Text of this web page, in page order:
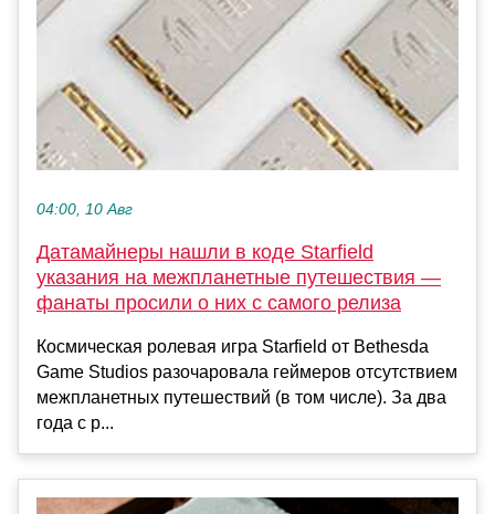
04:00, 10 Авг
Датамайнеры нашли в коде Starfield
указания на межпланетные путешествия —
фанаты просили о них с самого релиза
Космическая ролевая игра Starfield от Bethesda
Game Studios разочаровала геймеров отсутствием
межпланетных путешествий (в том числе). За два
года с р...